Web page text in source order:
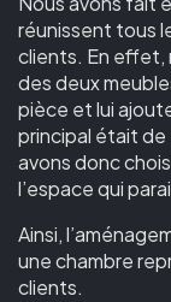
réunissent tous
clients. En effet,
des deux
pièce et lui
principal était
avons donc
l’espace qui
Ainsi,
une chambre
clients.